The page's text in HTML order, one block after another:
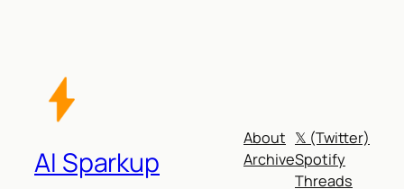
AI Sparkup
About
Archive
𝕏 (Twitter)
Spotify
Threads